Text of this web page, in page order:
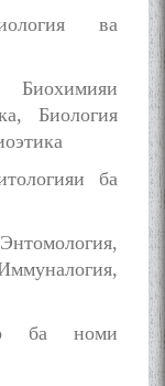
ва
Биохимияи
Биология
ба
ба номи